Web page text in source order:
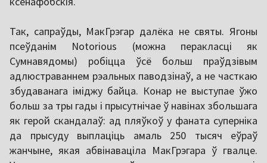
Так, сапраўды, МакГрэгар далёка не святы. Ягоны
псеўданім Notorious (можна перакласці як
Сумнавядомы) робіцца ўсё больш праўдзівым
адлюстраваннем рэальных паводзінаў, а не часткаю
збудаванага іміджу байца. Конар не выступае ўжо
больш за тры гады і прысутнічае ў навінах збольшага
як герой скандалаў: ад пляўкоў у фаната суперніка
да прысуду выплаціць амаль 250 тысяч еўраў
жанчыне, якая абвінаваціла МакГрэгара ў гвалце.